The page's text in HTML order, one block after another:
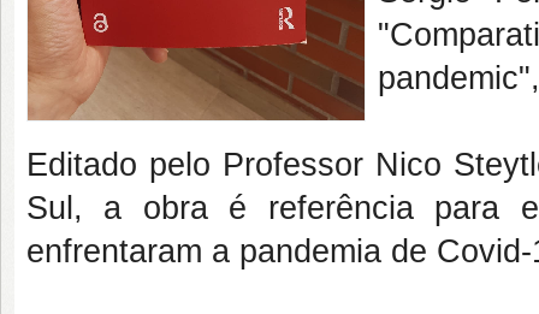
Editado pelo Professor Nico
Sul, a obra é referência para
enfrentaram a pandemia de